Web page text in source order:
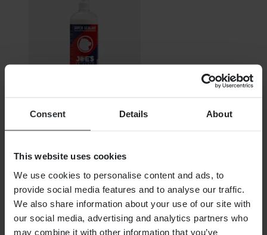
Consent Details About
This website uses cookies
We use cookies to personalise content and ads, to
provide social media features and to analyse our traffic.
We also share information about your use of our site with
our social media, advertising and analytics partners who
may combine it with other information that you’ve
Oorspronkelijk: € 27,50
Joe's Super Bandenafdichtmiddel
SHOPPEN
Algemene Voorwaarden